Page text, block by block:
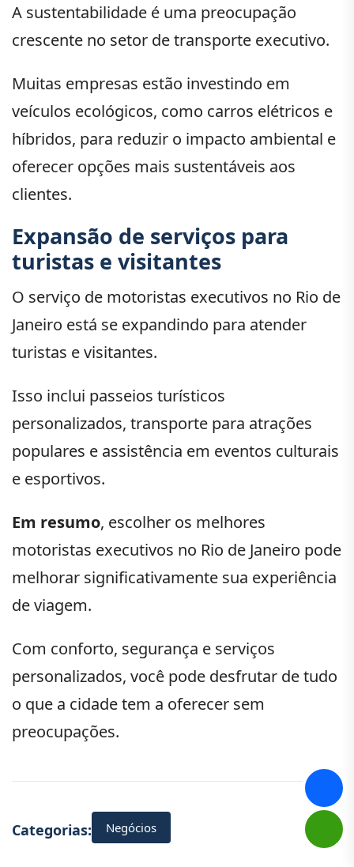
A sustentabilidade é uma preocupação
crescente no setor de transporte executivo.
Muitas empresas estão investindo em
veículos ecológicos, como carros elétricos e
híbridos, para reduzir o impacto ambiental e
oferecer opções mais sustentáveis aos
clientes.
Expansão de serviços para
turistas e visitantes
O serviço de motoristas executivos no Rio de
Janeiro está se expandindo para atender
turistas e visitantes.
Isso inclui passeios turísticos
personalizados, transporte para atrações
populares e assistência em eventos culturais
e esportivos.
Em resumo, escolher os melhores
motoristas executivos no Rio de Janeiro pode
melhorar significativamente sua experiência
de viagem.
Com conforto, segurança e serviços
personalizados, você pode desfrutar de tudo
o que a cidade tem a oferecer sem
preocupações.
Categorias: Negócios